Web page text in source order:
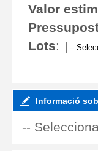
Valor
Lots:
Informació
--